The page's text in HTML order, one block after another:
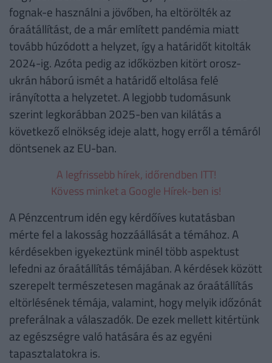
fognak-e használni a jövőben, ha eltörölték az
óraátállítást, de a már említett pandémia miatt
tovább húzódott a helyzet, így a határidőt kitolták
2024-ig. Azóta pedig az időközben kitört orosz-
ukrán háború ismét a határidő eltolása felé
irányította a helyzetet. A legjobb tudomásunk
szerint legkorábban 2025-ben van kilátás a
következő elnökség ideje alatt, hogy erről a témáról
döntsenek az EU-ban.
A legfrissebb hírek, időrendben ITT!
Kövess minket a Google Hírek-ben is!
A Pénzcentrum idén egy kérdőíves kutatásban
mérte fel a lakosság hozzáállását a témához. A
kérdésekben igyekeztünk minél több aspektust
lefedni az óraátállítás témájában. A kérdések között
szerepelt természetesen magának az óraátállítás
eltörlésének témája, valamint, hogy melyik időzónát
preferálnak a válaszadók. De ezek mellett kitértünk
az egészségre való hatására és az egyéni
tapasztalatokra is.